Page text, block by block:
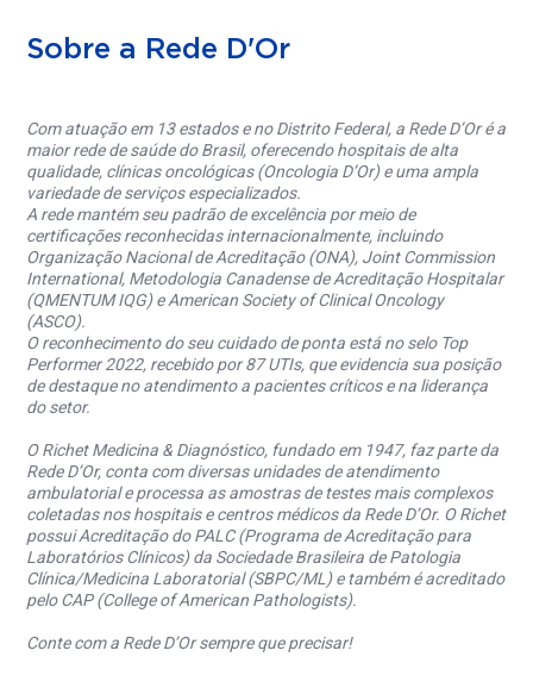
Sobre a Rede D'Or
Com atuação em 13 estados e no Distrito Federal, a Rede D’Or é a
maior rede de saúde do Brasil, oferecendo hospitais de alta
qualidade, clínicas oncológicas (Oncologia D’Or) e uma ampla
variedade de serviços especializados.
A rede mantém seu padrão de excelência por meio de
certificações reconhecidas internacionalmente, incluindo
Organização Nacional de Acreditação (ONA), Joint Commission
International, Metodologia Canadense de Acreditação Hospitalar
(QMENTUM IQG) e American Society of Clinical Oncology
(ASCO).
O reconhecimento do seu cuidado de ponta está no selo Top
Performer 2022, recebido por 87 UTIs, que evidencia sua posição
de destaque no atendimento a pacientes críticos e na liderança
do setor.
O Richet Medicina & Diagnóstico, fundado em 1947, faz parte da
Rede D’Or, conta com diversas unidades de atendimento
ambulatorial e processa as amostras de testes mais complexos
coletadas nos hospitais e centros médicos da Rede D’Or. O Richet
possui Acreditação do PALC (Programa de Acreditação para
Laboratórios Clínicos) da Sociedade Brasileira de Patologia
Clínica/Medicina Laboratorial (SBPC/ML) e também é acreditado
pelo CAP (College of American Pathologists).
Conte com a Rede D’Or sempre que precisar!